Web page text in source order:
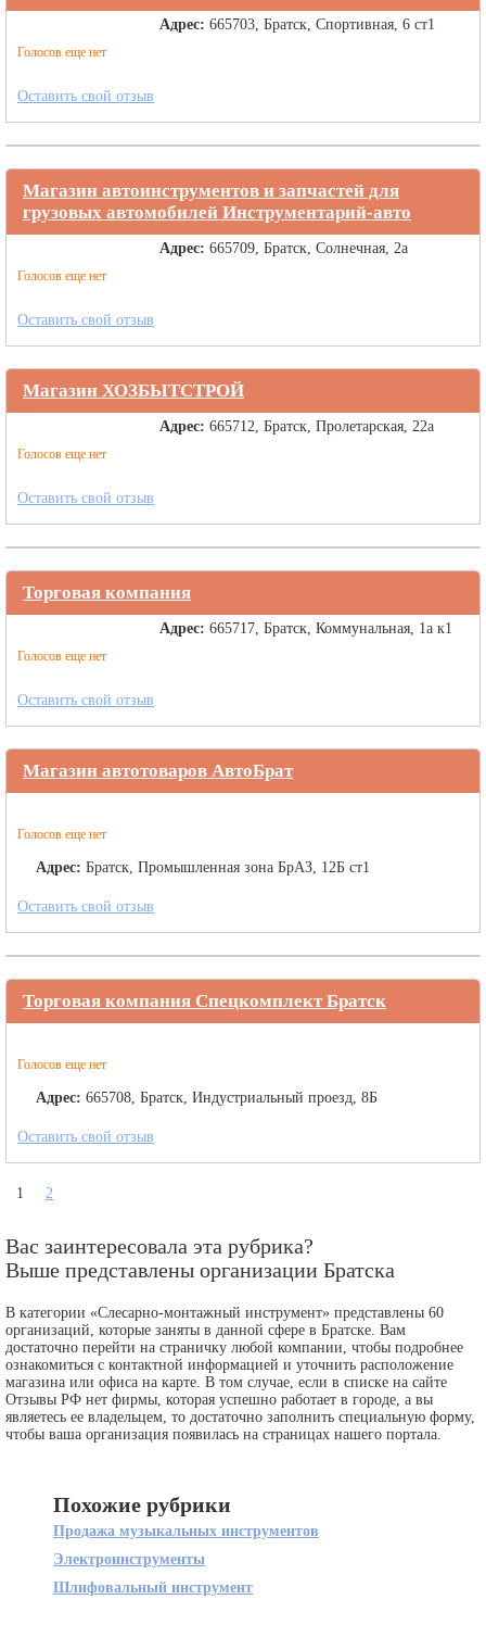
Голосов еще нет
Адрес: 665703, Братск, Спортивная, 6 ст1
Оставить свой отзыв
Магазин автоинструментов и запчастей для
грузовых автомобилей Инструментарий-авто
Голосов еще нет
Адрес: 665709, Братск, Солнечная, 2а
Оставить свой отзыв
Магазин ХОЗБЫТСТРОЙ
Голосов еще нет
Адрес: 665712, Братск, Пролетарская, 22а
Оставить свой отзыв
Торговая компания
Голосов еще нет
Адрес: 665717, Братск, Коммунальная, 1а к1
Оставить свой отзыв
Магазин автотоваров АвтоБрат
Голосов еще нет
Адрес: Братск, Промышленная зона БрАЗ, 12Б ст1
Оставить свой отзыв
Торговая компания Спецкомплект Братск
Голосов еще нет
Адрес: 665708, Братск, Индустриальный проезд, 8Б
Оставить свой отзыв
1 2
Вас заинтересовала эта рубрика?
Выше представлены организации Братска
В категории «Слесарно-монтажный инструмент» представлены 60
организаций, которые заняты в данной сфере в Братске. Вам
достаточно перейти на страничку любой компании, чтобы подробнее
ознакомиться с контактной информацией и уточнить расположение
магазина или офиса на карте. В том случае, если в списке на сайте
Отзывы РФ нет фирмы, которая успешно работает в городе, а вы
являетесь ее владельцем, то достаточно заполнить специальную форму,
чтобы ваша организация появилась на страницах нашего портала.
Похожие рубрики
Продажа музыкальных инструментов
Электроинструменты
Шлифовальный инструмент